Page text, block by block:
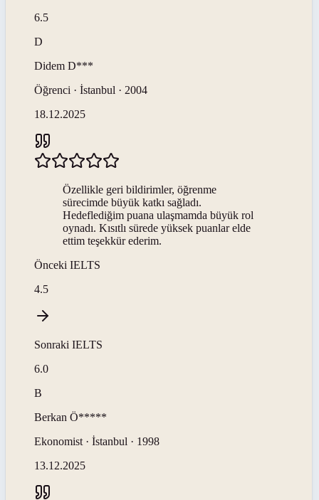
6.5
D
Didem D***
Öğrenci · İstanbul · 2004
18.12.2025
Özellikle geri bildirimler, öğrenme
sürecimde büyük katkı sağladı.
Hedeflediğim puana ulaşmamda büyük rol
oynadı. Kısıtlı sürede yüksek puanlar elde
ettim teşekkür ederim.
Önceki IELTS
4.5
Sonraki IELTS
6.0
B
Berkan Ö*****
Ekonomist · İstanbul · 1998
13.12.2025